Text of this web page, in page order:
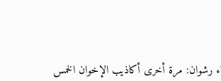
رشوان: مرة أخرى أكاذيب الإخوان الخمس